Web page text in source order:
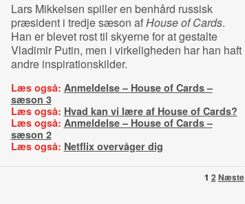
Lars Mikkelsen spiller en benhård russisk
præsident i tredje sæson afHouse of Cards.
Han er blevet rost til skyerne for at gestalte
Vladimir Putin, men i virkeligheden har han haft
andre inspirationskilder.
Læs også: Anmeldelse – House of Cards –
sæson 3
Læs også: Hvad kan vi lære af House of Cards?
Læs også: Anmeldelse – House of Cards –
sæson 2
Læs også: Netflix overvåger dig
1 2 Næste